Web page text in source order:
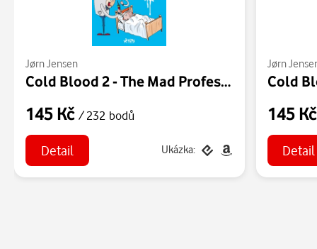
Jørn Jensen
Cold Blood 2 - The Mad Professor
145 Kč / 232 bodů
Detail Ukázka:
Jørn
145
Detail